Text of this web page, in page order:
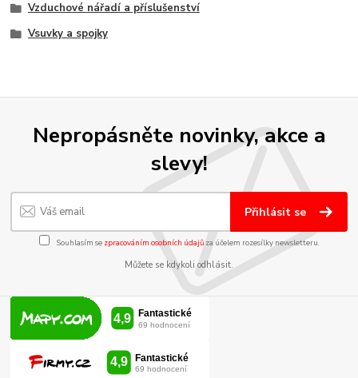
Vzduchové nářadí a příslušenství
Vsuvky a spojky
Nepropásněte novinky, akce a
slevy!
Přihlásit se
Souhlasím se zpracováním osobních údajůza účelem rozesílky newsletteru.
Můžete se kdykoli odhlásit.